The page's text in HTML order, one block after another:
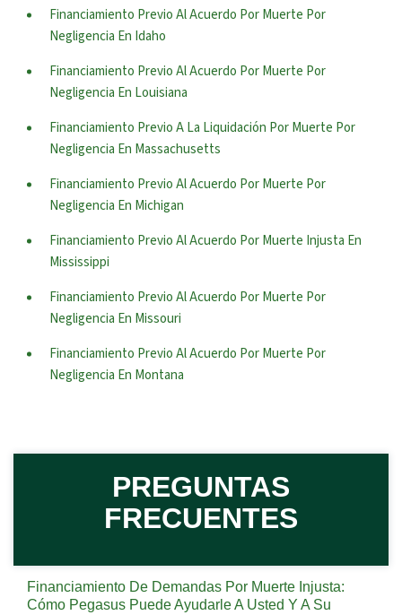
Financiamiento Previo Al Acuerdo Por Muerte Por
Negligencia En Idaho
Financiamiento Previo Al Acuerdo Por Muerte Por
Negligencia En Louisiana
Financiamiento Previo A La Liquidación Por Muerte Por
Negligencia En Massachusetts
Financiamiento Previo Al Acuerdo Por Muerte Por
Negligencia En Michigan
Financiamiento Previo Al Acuerdo Por Muerte Injusta En
Mississippi
Financiamiento Previo Al Acuerdo Por Muerte Por
Negligencia En Missouri
Financiamiento Previo Al Acuerdo Por Muerte Por
Negligencia En Montana
PREGUNTAS
FRECUENTES
Financiamiento De Demandas Por Muerte Injusta:
Cómo Pegasus Puede Ayudarle A Usted Y A Su